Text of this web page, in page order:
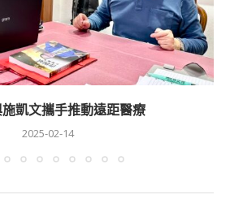
凱文攜手推動遠距醫療
2025-02-14